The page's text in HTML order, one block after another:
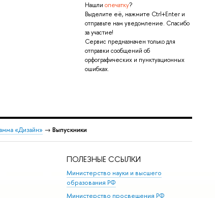
Нашли опечатку?
Выделите её, нажмите Ctrl+Enter и
отправьте нам уведомление. Спасибо
за участие!
Сервис предназначен только для
отправки сообщений об
орфографических и пунктуационных
ошибках.
«Дизайн» → Выпускники
ПОЛЕЗНЫЕ ССЫЛКИ
Министерство науки и высшего
образования РФ
Министерство просвещения РФ